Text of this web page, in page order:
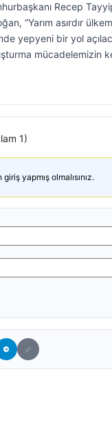
Recep
“Yarım asırdır
yepyeni bir yol
mücadelemizin
1)
yapmış olmalısınız.